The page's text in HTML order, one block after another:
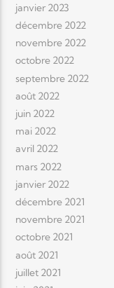
janvier 2023
décembre 2022
novembre 2022
octobre 2022
septembre 2022
août 2022
juin 2022
mai 2022
avril 2022
mars 2022
janvier 2022
décembre 2021
novembre 2021
octobre 2021
août 2021
juillet 2021